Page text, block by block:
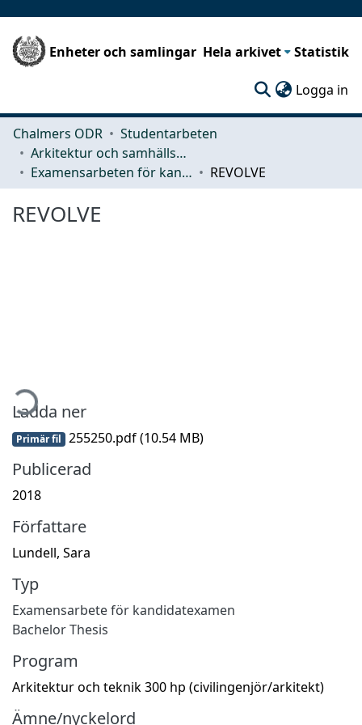
Enheter och samlingar Hela arkivet Statistik
Logga in
Chalmers ODR
Studentarbeten
Arkitektur och samhällsbyggnadsteknik (ACE)
Examensarbeten för kandidatexamen
REVOLVE
REVOLVE
Ladda ner
Primär fil 255250.pdf(10.54 MB)
Publicerad
2018
Författare
Lundell, Sara
Typ
Examensarbete för kandidatexamen
Bachelor Thesis
Program
Arkitektur och teknik 300 hp (civilingenjör/arkitekt)
Ämne/nyckelord